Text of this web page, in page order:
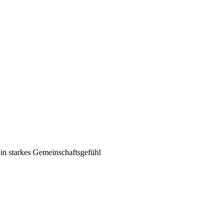
starkes Gemeinschaftsgefühl